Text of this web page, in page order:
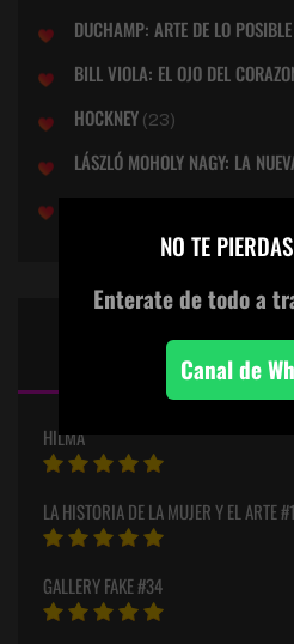
DUCHAMP: ARTE DE LO POSIBLE
BILL VIOLA: EL OJO DEL
HOCKNEY (23)
LÁSZLÓ MOHOLY NAGY: LA
DEL
HILMA
LA HISTORIA DE LA MUJER Y EL ARTE #1
GALLERY FAKE #34
NO TE
Enterate de todoa
Canal de